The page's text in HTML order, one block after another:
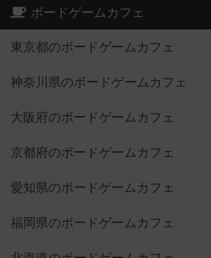
ボードゲームカフェ
東京都のボードゲームカフェ
神奈川県のボードゲームカフェ
大阪府のボードゲームカフェ
京都府のボードゲームカフェ
愛知県のボードゲームカフェ
福岡県のボードゲームカフェ